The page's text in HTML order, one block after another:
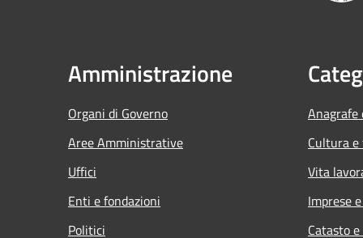
Amministrazione
Organi di Governo
Aree Amministrative
Uffici
Enti e fondazioni
Politici
Cultura
Vita
Imprese
Catasto